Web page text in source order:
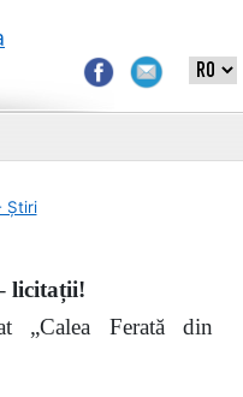
licitații!
„Calea Ferată din